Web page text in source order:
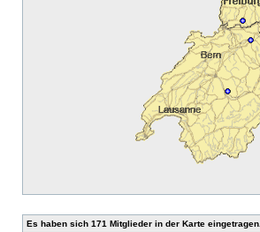
Es haben sich 171 Mitglieder in der Karte eingetragen.